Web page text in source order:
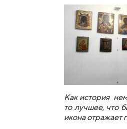
Как история
то лучшее, что
икона отражает